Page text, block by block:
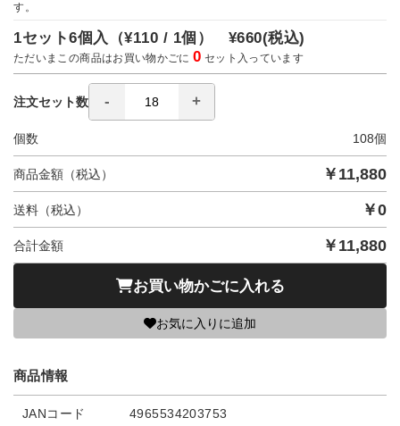
す。
1セット6個入（¥110 / 1個） ¥660(税込)
ただいまこの商品はお買い物かごに0 セット入っています
注文セット数
個数 108個
商品金額（税込） ￥ 11,880
送料（税込） ￥0
合計金額 ￥ 11,880
お買い物かごに入れる
お気に入りに追加
商品情報
JANコード 4965534203753